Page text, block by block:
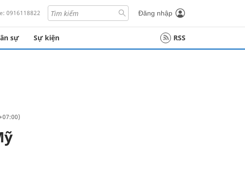
0916118822 Đăng nhập
sự Sự kiện RSS